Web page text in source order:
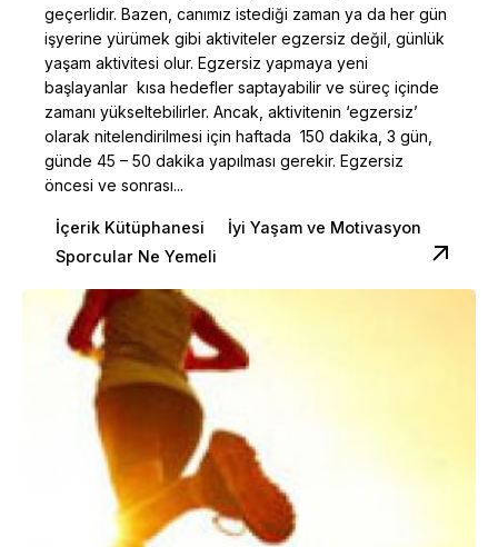
geçerlidir. Bazen, canımız istediği zaman ya da her gün
işyerine yürümek gibi aktiviteler egzersiz değil, günlük
yaşam aktivitesi olur. Egzersiz yapmaya yeni
başlayanlar kısa hedefler saptayabilir ve süreç içinde
zamanı yükseltebilirler. Ancak, aktivitenin ‘egzersiz’
olarak nitelendirilmesi için haftada 150 dakika, 3 gün,
günde 45 – 50 dakika yapılması gerekir. Egzersiz
öncesi ve sonrası...
İçerik Kütüphanesi
İyi Yaşam ve Motivasyon
Sporcular Ne Yemeli
Posted by
Dilara Koçak